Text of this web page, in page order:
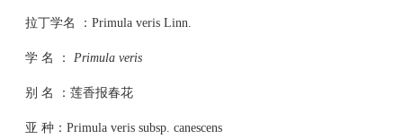
拉丁学名 ：Primula veris Linn.
学 名 ： Primula veris
别 名 ：莲香报春花
亚 种：Primula veris subsp. canescens